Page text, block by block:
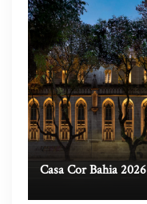
Casa Cor Bahia 2026